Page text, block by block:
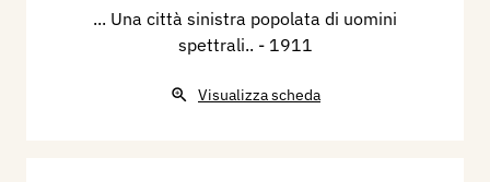
... Una città sinistra popolata di uomini
spettrali.. - 1911
Visualizza scheda